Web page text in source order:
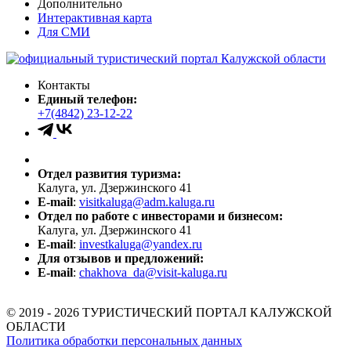
Дополнительно
Интерактивная карта
Для СМИ
Контакты
Единый телефон:
+7(4842) 23-12-22
Отдел развития туризма:
Калуга, ул. Дзержинского 41
E-mail: visitkaluga@adm.kaluga.ru
Отдел по работе с инвесторами и бизнесом:
Калуга, ул. Дзержинского 41
E-mail: investkaluga@yandex.ru
Для отзывов и предложений:
E-mail: chakhova_da@visit-kaluga.ru
© 2019 - 2026 ТУРИСТИЧЕСКИЙ ПОРТАЛ КАЛУЖСКОЙ
ОБЛАСТИ
Политика обработки персональных данных